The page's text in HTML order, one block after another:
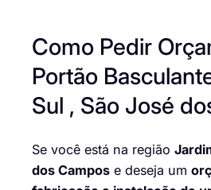
Como Pedir
Portão
Sul , São José
Se você está na região
dos Campos e deseja um